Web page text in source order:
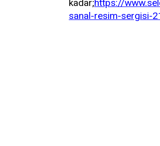
kadar;https://
sanal-resim-sergisi-